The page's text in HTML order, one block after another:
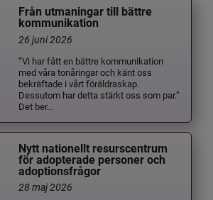
Från utmaningar till bättre
kommunikation
26 juni 2026
”Vi har fått en bättre kommunikation
med våra tonåringar och känt oss
bekräftade i vårt föräldraskap.
Dessutom har detta stärkt oss som par.”
Det ber...
Nytt nationellt resurscentrum
för adopterade personer och
adoptionsfrågor
28 maj 2026